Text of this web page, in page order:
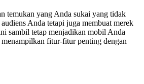
temukan yang Anda sukai yang tidak
Anda tetapi juga membuat merek
sambil tetap menjadikan mobil Anda
menampilkan fitur-fitur penting dengan